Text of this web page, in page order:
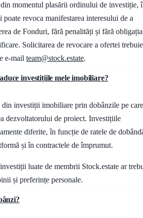
momentul plasării ordinului de investiție,
revoca manifestarea interesului de a
de Fonduri, fără penalități și fără obligația
Solicitarea de revocare a ofertei trebuie
e-mail team@stock.estate.
investițiile mele imobiliare?
din investiții imobiliare prin dobânzile pe care
dezvoltatorului de proiect. Investițiile
diferite, în funcție de ratele de
și în contractele de împrumut.
luate de membrii Stock.estate ar
și preferințe personale.